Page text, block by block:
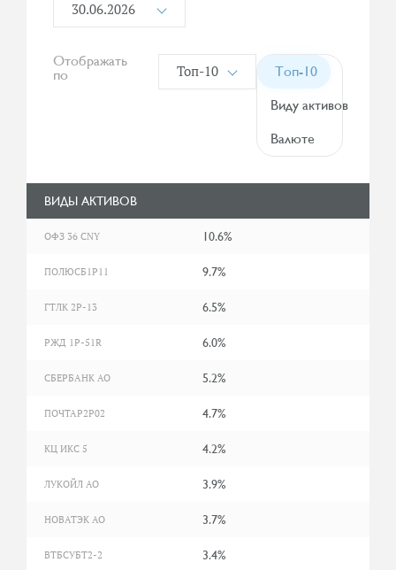
30.06.2026
Отображать
по
Топ-10
Топ-10
Виду активов
Валюте
ВИДЫ АКТИВОВ
ОФЗ 36 CNY 10.6%
ПОЛЮСБ1P11 9.7%
ГТЛК 2P-13 6.5%
РЖД 1Р-51R 6.0%
СБЕРБАНК АО 5.2%
ПОЧТАР2P02 4.7%
КЦ ИКС 5 4.2%
ЛУКОЙЛ АО 3.9%
НОВАТЭК АО 3.7%
ВТБСУБТ2-2 3.4%